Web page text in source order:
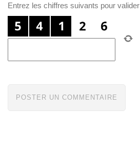
Entrez les chiffres suivants pour valider